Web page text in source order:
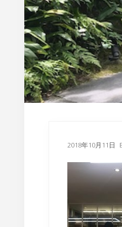
2018年10月11日